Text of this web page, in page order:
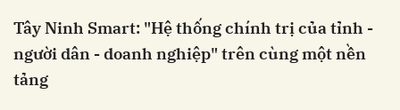
Tây Ninh Smart: "Hệ thống chính trị của tỉnh -
người dân - doanh nghiệp" trên cùng một nền
tảng